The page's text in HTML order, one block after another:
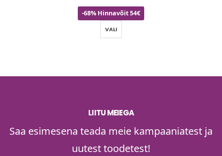
-68% Hinnavõit 54€
VALI
LIITU MEIEGA
Saa esimesena teada meie kampaaniatest ja
uutest toodetest!